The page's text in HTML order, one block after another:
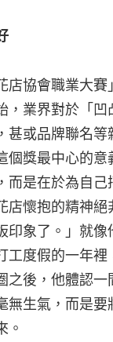
店協會職業大賽
，業界對於「凹
甚或品牌聯名等
個獎最中心的意
而是在於為自己
店懷抱的精神絕
印象了。」就
工度假的一年裡
之後，他體認一
無生氣，而是要
。